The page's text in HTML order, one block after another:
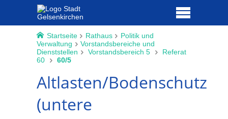
Startseite Rathaus
Politik und
Verwaltung
Vorstandsbereiche und
Dienststellen
Vorstandsbereich 5
Referat
60
60/5
Altlasten/Bodenschutz
(untere